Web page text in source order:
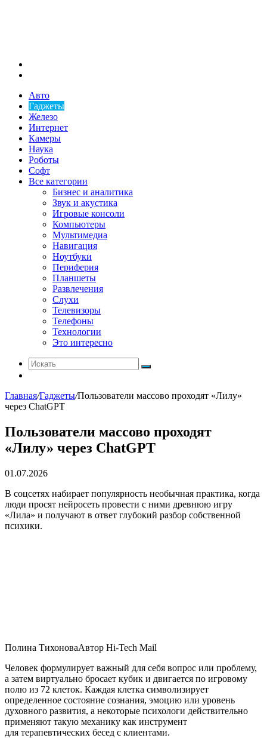
Авто
Гаджеты
Железо
Интернет
Камеры
Наука
Роботы
Софт
Все категории
Бизнес и аналитика
Звук и акустика
Игровые консоли
Компьютеры
Мультимедиа
Навигация
Ноутбуки
Периферия
Планшеты
Развлечения
Слухи
Телевизоры
Телефоны
Технологии
Это интересно
Искать
Главная/Гаджеты/Пользователи массово проходят «Лилу»
через ChatGPT
Пользователи массово проходят
«Лилу» через ChatGPT
01.07.2026
В соцсетях набирает популярность необычная практика, когда
люди просят нейросеть провести с ними древнюю игру
«Лила» и получают в ответ глубокий разбор собственной
психики.
Полина ТихоноваАвтор Hi-Tech Mail
Человек формулирует важный для себя вопрос или проблему,
а затем виртуально бросает кубик и двигается по игровому
полю из 72 клеток. Каждая клетка символизирует
определенное состояние сознания, эмоцию или уровень
духовного развития, а некоторые психологи действительно
применяют такую механику как инструмент
для терапевтических бесед с клиентами.